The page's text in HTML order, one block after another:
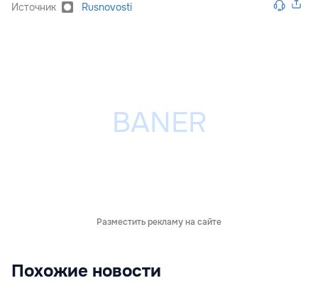
Источник Rusnovosti
Разместить рекламу на сайте
Похожие новости